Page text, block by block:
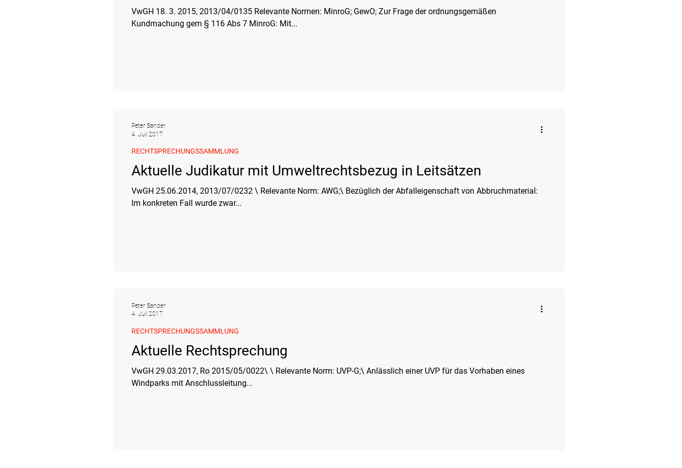
VwGH 18. 3. 2015, 2013/04/0135 Relevante Normen: MinroG; GewO; Zur Frage der ordnungsgemäßen
Kundmachung gem § 116 Abs 7 MinroG: Mit...
Aktuelle Judikatur mit Umweltrechtsbezug in Leitsätzen
VwGH 25.06.2014, 2013/07/0232 \ Relevante Norm: AWG;\ Bezüglich der Abfalleigenschaft von Abbruchmaterial:
Im konkreten Fall wurde zwar...
RECHTSPRECHUNGSSAMMLUNG
Peter Sander
4. Juli 2017
Aktuelle Rechtsprechung
VwGH 29.03.2017, Ro 2015/05/0022\ \ Relevante Norm: UVP-G;\ Anlässlich einer UVP für das Vorhaben eines
Windparks mit Anschlussleitung...
RECHTSPRECHUNGSSAMMLUNG
Peter Sander
4. Juli 2017